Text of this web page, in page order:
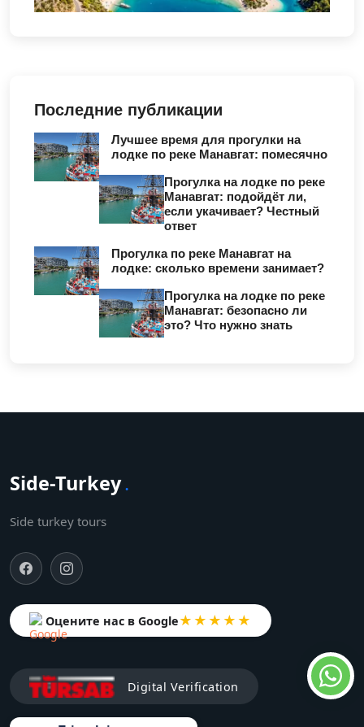
Последние публикации
Лучшее время для прогулки на
лодке по реке Манавгат: помесячно
Прогулка на лодке по реке
Манавгат: подойдёт ли,
если укачивает? Честный
ответ
Прогулка по реке Манавгат на
лодке: сколько времени занимает?
Прогулка на лодке по реке
Манавгат: безопасно ли
это? Что нужно знать
Side-Turkey.
Side turkey tours
Оцените нас в Google★★★★★
Digital Verification